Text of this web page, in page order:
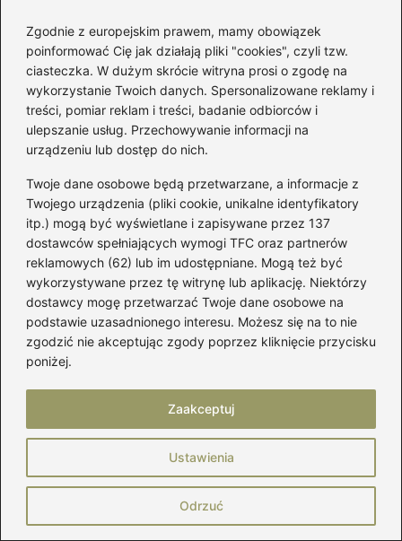
Zgodnie z europejskim prawem, mamy obowiązek
poinformować Cię jak działają pliki "cookies", czyli tzw.
ciasteczka. W dużym skrócie witryna prosi o zgodę na
wykorzystanie Twoich danych. Spersonalizowane reklamy i
treści, pomiar reklam i treści, badanie odbiorców i
ulepszanie usług. Przechowywanie informacji na
urządzeniu lub dostęp do nich.
Twoje dane osobowe będą przetwarzane, a informacje z
Twojego urządzenia (pliki cookie, unikalne identyfikatory
itp.) mogą być wyświetlane i zapisywane przez 137
dostawców spełniających wymogi TFC oraz partnerów
reklamowych (62) lub im udostępniane. Mogą też być
wykorzystywane przez tę witrynę lub aplikację. Niektórzy
dostawcy mogę przetwarzać Twoje dane osobowe na
podstawie uzasadnionego interesu. Możesz się na to nie
zgodzić nie akceptując zgody poprzez kliknięcie przycisku
poniżej.
Ustawienia
Odrzuć
Zaakceptuj
Jakie buty na gsb wybrać, aby
komfortowo pokonywać szlaki?
Jakie buty wybrać do pudrowej sukienki,
aby olśnić?
wspinaczkowych dla początkujących –
na co zwrócić uwagę?
Marek Piotrowski
Nazywam się Marek i od lat zgłębiam świat kobiecej mody,
w którym buty odgrywają pierwszoplanową rolę. Na
mójbut.pl pokazuję, że dobry styl zaczyna się od solidnej
eleganckich oxfordach, wygodnych sneakersach,
klasycznych loafersach czy butach, które przetrwają każdą